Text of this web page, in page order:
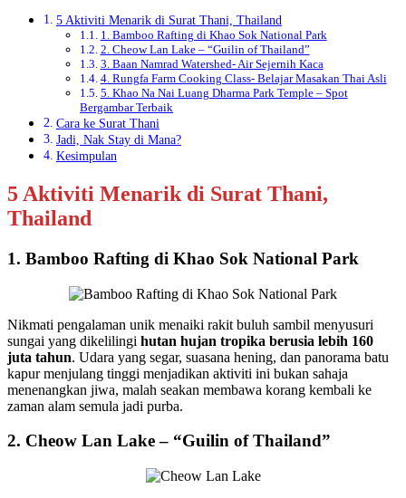
5 Aktiviti Menarik di Surat Thani, Thailand
1. Bamboo Rafting di Khao Sok National Park
2. Cheow Lan Lake – “Guilin of Thailand”
3. Baan Namrad Watershed- Air Sejernih Kaca
4. Rungfa Farm Cooking Class- Belajar Masakan Thai Asli
5. Khao Na Nai Luang Dharma Park Temple – Spot
Bergambar Terbaik
Cara ke Surat Thani
Jadi, Nak Stay di Mana?
Kesimpulan
5 Aktiviti Menarik di Surat Thani,
Thailand
1. Bamboo Rafting di Khao Sok National Park
Nikmati pengalaman unik menaiki rakit buluh sambil menyusuri
sungai yang dikelilingi hutan hujan tropika berusia lebih 160
juta tahun. Udara yang segar, suasana hening, dan panorama batu
kapur menjulang tinggi menjadikan aktiviti ini bukan sahaja
menenangkan jiwa, malah seakan membawa korang kembali ke
zaman alam semula jadi purba.
2. Cheow Lan Lake – “Guilin of Thailand”